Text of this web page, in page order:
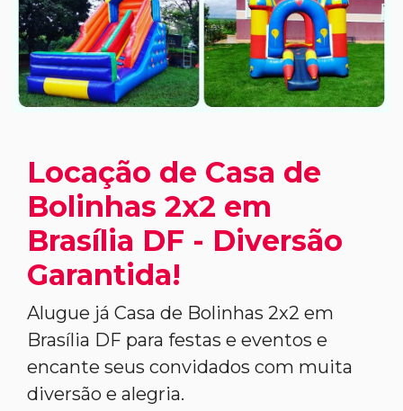
Locação de Casa de
Bolinhas 2x2 em
Brasília DF - Diversão
Garantida!
Alugue já Casa de Bolinhas 2x2 em
Brasília DF para festas e eventos e
encante seus convidados com muita
diversão e alegria.